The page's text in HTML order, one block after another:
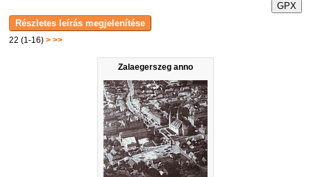
22 (1-16)> >>
Zalaegerszeg anno
GPX